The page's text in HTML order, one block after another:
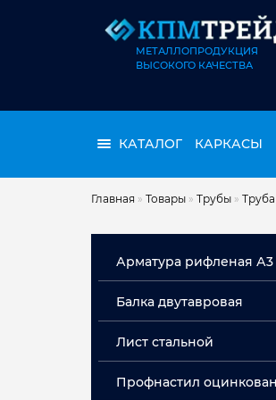
МЕТАЛЛОПРОДУКЦИЯ
ВЫСОКОГО КАЧЕСТВА
КАТАЛОГ КАРКАСЫ
Главная » Товары » Трубы »
Арматура рифленая А3
Арматура мерная А3
Балка двутавровая
Лист стальной
Профнастил